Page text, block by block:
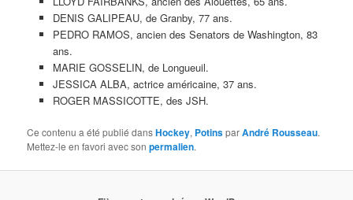
DENIS GALIPEAU, de Granby, 77 ans.
PEDRO RAMOS, ancien des Senators de Washington, 83
ans.
MARIE GOSSELIN, de Longueuil.
JESSICA ALBA, actrice américaine, 37 ans.
ROGER MASSICOTTE, des JSH.
Ce contenu a été publié dansHockey, PotinsparAndré Rousseau.
Mettez-le en favori avec sonpermalien.